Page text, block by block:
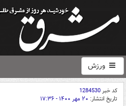
ورزش
کد خبر1284530
تاریخ انتشار: ۲۰ مهر ۱۴۰۰ - ۱۷:۳۶